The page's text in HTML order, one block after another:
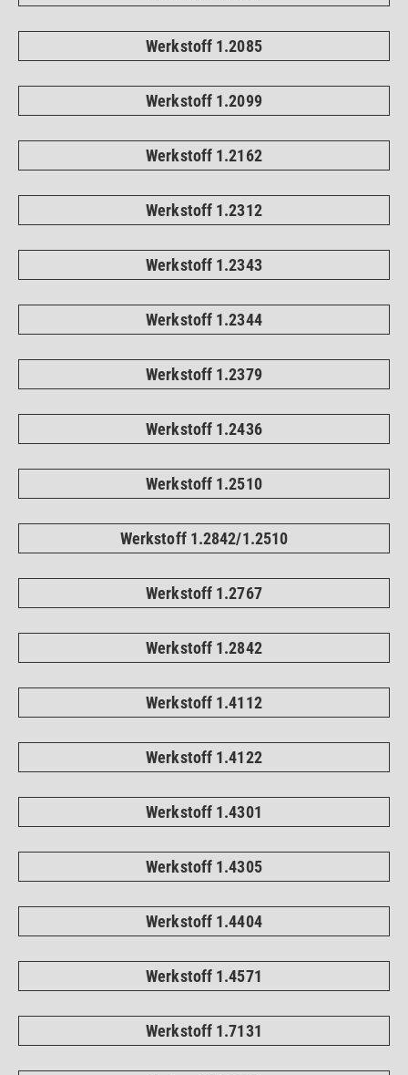
Werkstoff 1.2085
Werkstoff 1.2099
Werkstoff 1.2162
Werkstoff 1.2312
Werkstoff 1.2343
Werkstoff 1.2344
Werkstoff 1.2379
Werkstoff 1.2436
Werkstoff 1.2510
Werkstoff 1.2842/1.2510
Werkstoff 1.2767
Werkstoff 1.2842
Werkstoff 1.4112
Werkstoff 1.4122
Werkstoff 1.4301
Werkstoff 1.4305
Werkstoff 1.4404
Werkstoff 1.4571
Werkstoff 1.7131